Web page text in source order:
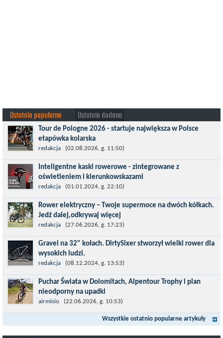
Ostatnio popularne Ostatnio dodane
Tour de Pologne 2026 - startuje największa w Polsce
etapówka kolarska
Tour de Pologne 2026 to jedno z najbardziej prestiżowych
wydarzeń sportowych w Polsce. wyścig zaliczany po raz 22. do
prestiżowego cyklu UCI World...
redakcja (02.08.2026, g. 11:50)
Inteligentne kaski rowerowe - zintegrowane z
oświetleniem i kierunkowskazami
Temat bezpieczeństwa jazdy wchodzi na nowy poziom. Do tej
pory kask było odpowiedzialny przede wszystkim za
bezpieczeństwo rowerzysty, ochronę...
redakcja (01.01.2024, g. 22:10)
Rower elektryczny – Twoje supermoce na dwóch kółkach.
Jedź dalej,odkrywaj więcej
Marzenia o dalekich podróżach bez ogromnego zmęczenia stają
się rzeczywistością dzięki nowoczesnym technologiom ukrytym
w jednośladach....
redakcja (27.06.2026, g. 17:23)
Gravel na 32" kołach. DirtySixer stworzył wielki rower dla
wysokich ludzi.
Wszyscy już zdążyli zapomnieć, jaką rewolucją okazały się
rowery typu 29'er. Z początku wydawało się, że będzie to dobry
kompromis dla...
redakcja (08.12.2024, g. 13:53)
Puchar Świata w Dolomitach, Alpentour Trophy i plan
nieodporny na upadki
Czerwiec w moim planie oznaczał wejście w najbardziej
wymagający etap i cel pierwszej części sezonu: Puchar Świata w
maratonie MTB w Dolomitach...
airmisio (22.06.2026, g. 10:53)
Wszystkie ostatnio popularne artykuły